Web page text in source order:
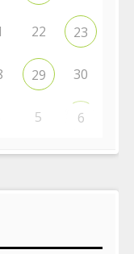
22 23
29 30
5 6